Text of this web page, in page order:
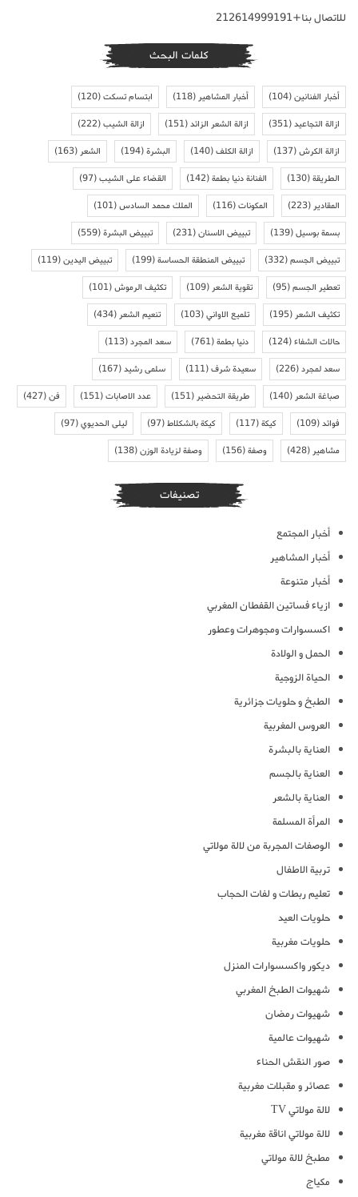
للاتصال بنا+212614999191
كلمات البحث
أخبار الفنانين(104) أخبار المشاهير(118) ابتسام تسكت(120)
ازالة التجاعيد(351) ازالة الشعر الزائد(151) ازالة الشيب(222)
ازالة الكرش(137) ازالة الكلف(140) البشرة(194) الشعر(163)
الطريقة(130) الفنانة دنيا بطمة(142) القضاء على الشيب(97)
المقادير(223) المكونات(116) الملك محمد السادس(101)
بسمة بوسيل(139) تبييض الاسنان(231) تبييض البشرة(559)
تبييض الجسم(332) تبييض المنطقة الحساسة(199) تبييض اليدين(119)
تعطير الجسم(95) تقوية الشعر(109) تكثيف الرموش(101)
تكثيف الشعر(195) تلميع الاواني(103) تنعيم الشعر(434)
حالات الشفاء(124) دنيا بطمة(761) سعد المجرد(113)
سعد لمجرد(226) سعيدة شرف(111) سلمى رشيد(167)
صباغة الشعر(140) طريقة التحضير(151) عدد الاصابات(151) فن(427)
فوائد(109) كيكة(117) كيكة بالشكلاط(97) ليلى الحديوي(97)
مشاهير(428) وصفة(156) وصفة لزيادة الوزن(138)
تصنيفات
أخبار المجتمع
أخبار المشاهير
أخبار متنوعة
ازياء فساتين القفطان المغربي
اكسسوارات ومجوهرات وعطور
الحمل و الولادة
الحياة الزوجية
الطبخ و حلويات جزائرية
العروس المغربية
العناية بالبشرة
العناية بالجسم
العناية بالشعر
المرأة المسلمة
الوصفات المجربة من لالة مولاتي
تربية الاطفال
تعليم ربطات و لفات الحجاب
حلويات العيد
حلويات مغربية
ديكور واكسسوارات المنزل
شهيوات الطبخ المغربي
شهيوات رمضان
شهيوات عالمية
صور النقش الحناء
عصائر و مقبلات مغربية
لالة مولاتي TV
لالة مولاتي اناقة مغربية
مطبخ لالة مولاتي
مكياج